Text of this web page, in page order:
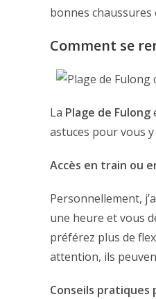
bonnes
Comment se
La Plage de Fulong
astuces pour vous
Accès en train ou
Personnellement,
une heure et vous
préférez plus de
attention, ils
Conseils pratiques